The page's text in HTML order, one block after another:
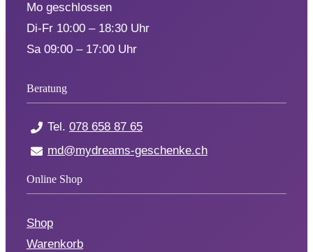
Mo geschlossen
Di-Fr 10:00 – 18:30 Uhr
Sa 09:00 – 17:00 Uhr
Beratung
Tel. 078 658 87 65
md@mydreams-geschenke.ch
Online Shop
Shop
Warenkorb